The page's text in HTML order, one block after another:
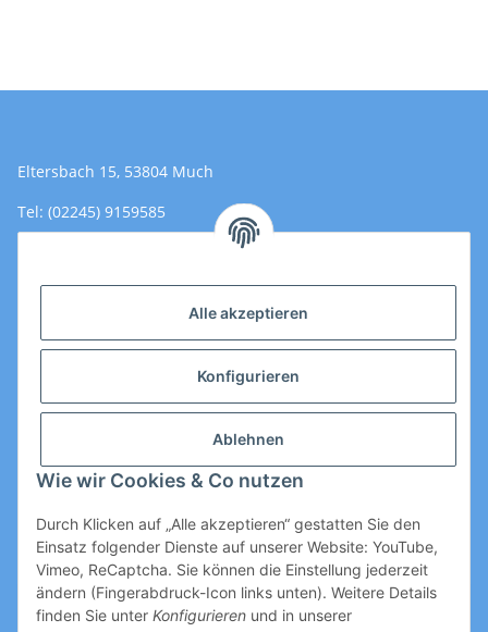
Alle akzeptieren
Konfigurieren
Ablehnen
Wie wir Cookies & Co nutzen
Durch Klicken auf „Alle akzeptieren“ gestatten Sie den
Einsatz folgender Dienste auf unserer Website: YouTube,
Vimeo, ReCaptcha. Sie können die Einstellung jederzeit
ändern (Fingerabdruck-Icon links unten). Weitere Details
finden Sie unter Konfigurieren und in unserer
Eltersbach 15, 53804 Much
Tel: (02245) 9159585
Email: Kontakt@toromedical.de
Öffnungszeiten (Mo-Fr.) 8:00 - 17:00
Vertrag widerrufen